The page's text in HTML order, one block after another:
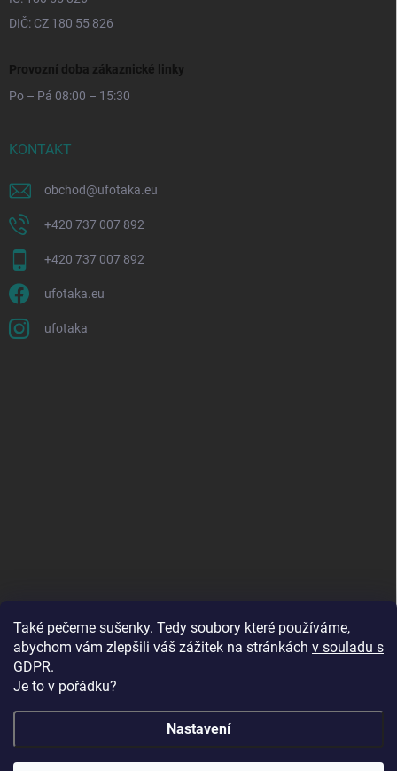
Také pečeme sušenky. Tedy soubory které používáme,
abychom vám zlepšili váš zážitek na stránkách v souladu s
GDPR.
Je to v pořádku?
Nastavení
DIČ: CZ 180 55 826
Provozní doba zákaznické linky
Po – Pá 08:00 – 15:30
KONTAKT
obchod@ufotaka.eu
+420 737 007 892
+420 737 007 892
ufotaka.eu
ufotaka